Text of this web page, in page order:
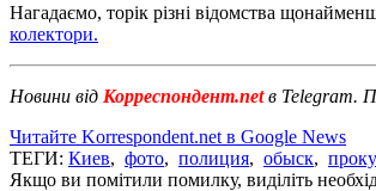
Нагадаємо, торік різні відомства
колектори.
Новини від Корреспондент.netв Telegram.
Читайте Korrespondent.net в Google News
ТЕГИ: Киев, фото, полиция, обыск,
Якщо ви помітили помилку, виділіть